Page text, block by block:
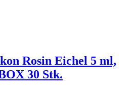
Rosin Eichel 5 ml,
30 Stk.